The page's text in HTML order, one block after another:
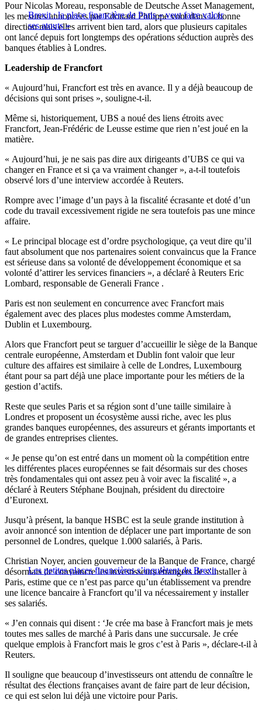
Brexit : la place financière de Paris « veut faire valoir
ses atouts »
Pour Nicolas Moreau, responsable de Deutsche Asset Management,
les mesures annoncées par Edouard Philippe vont dans la bonne
direction mais elles arrivent bien tard, alors que plusieurs capitales
ont lancé depuis fort longtemps des opérations séduction auprès des
banques établies à Londres.
Leadership de Francfort
« Aujourd’hui, Francfort est très en avance. Il y a déjà beaucoup de
décisions qui sont prises », souligne-t-il.
Même si, historiquement, UBS a noué des liens étroits avec
Francfort, Jean-Frédéric de Leusse estime que rien n’est joué en la
matière.
« Aujourd’hui, je ne sais pas dire aux dirigeants d’UBS ce qui va
changer en France et si ça va vraiment changer », a-t-il toutefois
observé lors d’une interview accordée à Reuters.
Rompre avec l’image d’un pays à la fiscalité écrasante et doté d’un
code du travail excessivement rigide ne sera toutefois pas une mince
affaire.
« Le principal blocage est d’ordre psychologique, ça veut dire qu’il
faut absolument que nos partenaires soient convaincus que la France
est sérieuse dans sa volonté de développement économique et sa
volonté d’attirer les services financiers », a déclaré à Reuters Eric
Lombard, responsable de Generali France .
Paris est non seulement en concurrence avec Francfort mais
également avec des places plus modestes comme Amsterdam,
Dublin et Luxembourg.
Alors que Francfort peut se targuer d’accueillir le siège de la Banque
centrale européenne, Amsterdam et Dublin font valoir que leur
culture des affaires est similaire à celle de Londres, Luxembourg
étant pour sa part déjà une place importante pour les métiers de la
gestion d’actifs.
Reste que seules Paris et sa région sont d’une taille similaire à
Londres et proposent un écosystème aussi riche, avec les plus
grandes banques européennes, des assureurs et gérants importants et
de grandes entreprises clientes.
« Je pense qu’on est entré dans un moment où la compétition entre
les différentes places européennes se fait désormais sur des choses
très fondamentales qui ont assez peu à voir avec la fiscalité », a
déclaré à Reuters Stéphane Boujnah, président du directoire
d’Euronext.
Jusqu’à présent, la banque HSBC est la seule grande institution à
avoir annoncé son intention de déplacer une part importante de son
personnel de Londres, quelque 1.000 salariés, à Paris.
Les petites places financières s’inquiètent du Brexit
Christian Noyer, ancien gouverneur de la Banque de France, chargé
désormais de convaincre les investisseurs étrangers de s’installer à
Paris, estime que ce n’est pas parce qu’un établissement va prendre
une licence bancaire à Francfort qu’il va nécessairement y installer
ses salariés.
« J’en connais qui disent : ‘Je crée ma base à Francfort mais je mets
toutes mes salles de marché à Paris dans une succursale. Je crée
quelque emplois à Francfort mais le gros c’est à Paris », déclare-t-il à
Reuters.
Il souligne que beaucoup d’investisseurs ont attendu de connaître le
résultat des élections françaises avant de faire part de leur décision,
ce qui est selon lui déjà une victoire pour Paris.